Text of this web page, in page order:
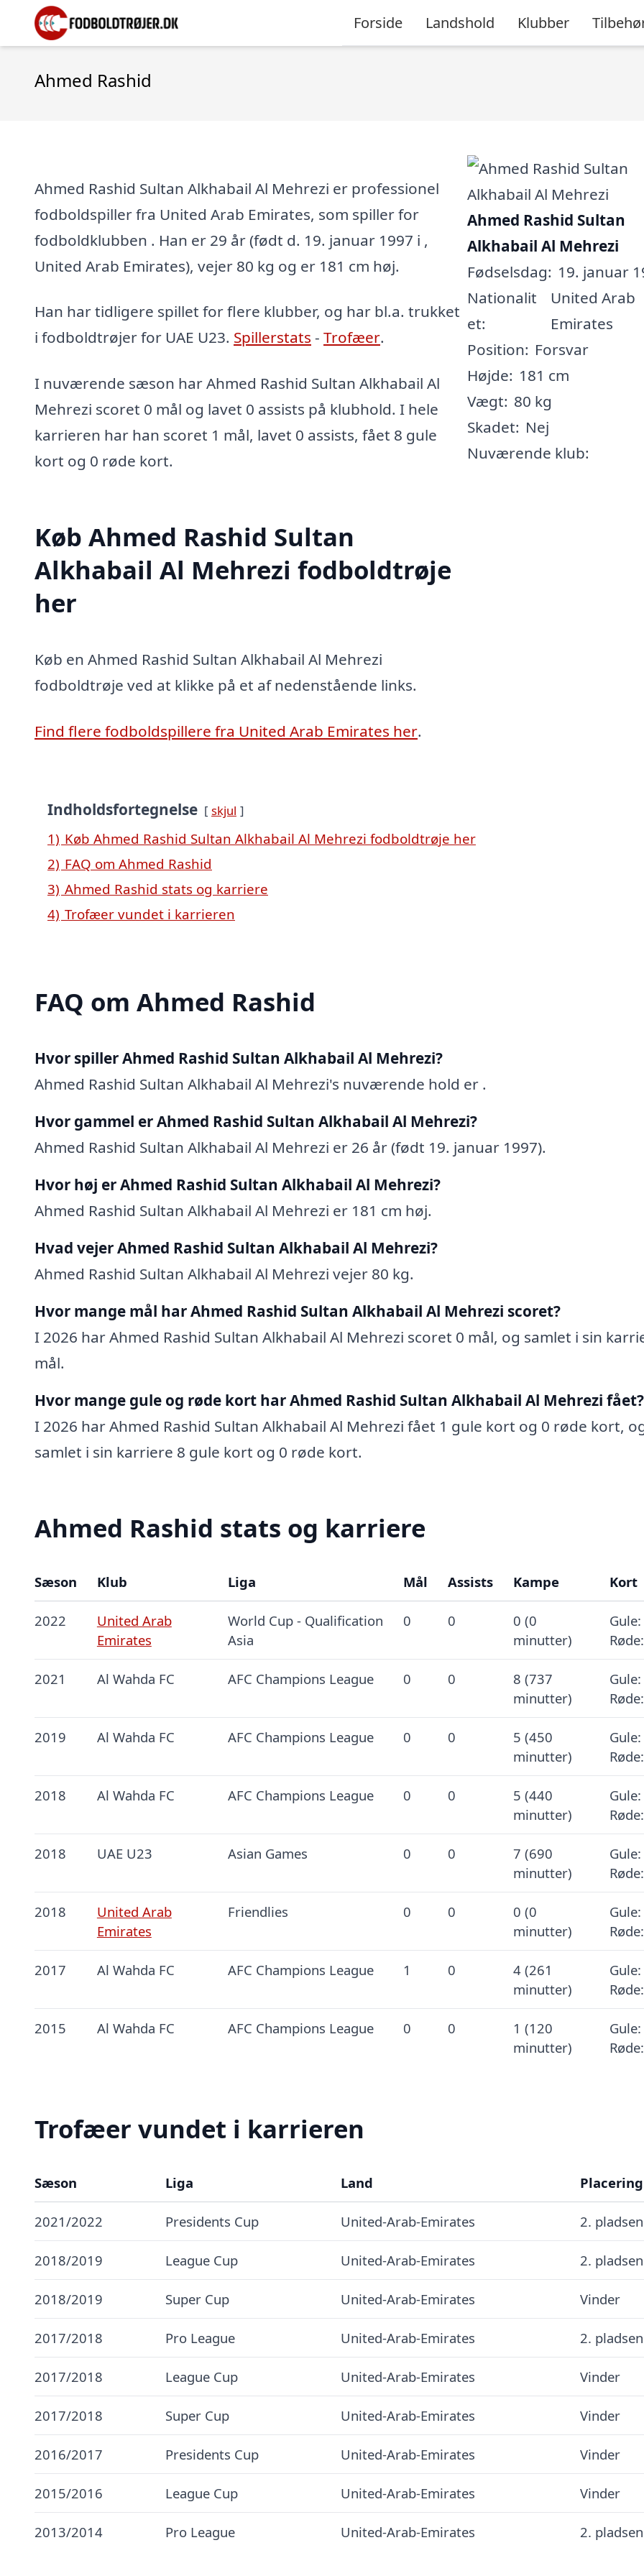
Forside Landshold Klubber
Ahmed Rashid
Ahmed Rashid Sultan Alkhabail Al Mehrezi er professionel
fodboldspiller fra United Arab Emirates, som spiller for
fodboldklubben . Han er 29 år (født d. 19. januar 1997 i ,
United Arab Emirates), vejer 80 kg og er 181 cm høj.
Han har tidligere spillet for flere klubber, og har bl.a. trukket
i fodboldtrøjer for UAE U23. Spillerstats - Trofæer.
I nuværende sæson har Ahmed Rashid Sultan Alkhabail Al
Mehrezi scoret 0 mål og lavet 0 assists på klubhold. I hele
karrieren har han scoret 1 mål, lavet 0 assists, fået 8 gule
kort og 0 røde kort.
Køb Ahmed Rashid Sultan
Alkhabail Al Mehrezi fodboldtrøje
her
Køb en Ahmed Rashid Sultan Alkhabail Al Mehrezi
fodboldtrøje ved at klikke på et af nedenstående links.
Find flere fodboldspillere fra United Arab Emirates her.
Ahmed Rashid Sultan
Alkhabail Al Mehrezi
Fødselsdag: 19. januar
Nationalit
et:
United Arab
Emirates
Position: Forsvar
Højde: 181 cm
Vægt: 80 kg
Skadet: Nej
Nuværende klub:
Indholdsfortegnelse skjul
1) Køb Ahmed Rashid Sultan Alkhabail Al Mehrezi fodboldtrøje her
2) FAQ om Ahmed Rashid
3) Ahmed Rashid stats og karriere
4) Trofæer vundet i karrieren
FAQ om Ahmed Rashid
Hvor spiller Ahmed Rashid Sultan Alkhabail Al Mehrezi?
Ahmed Rashid Sultan Alkhabail Al Mehrezi's nuværende hold er .
Hvor gammel er Ahmed Rashid Sultan Alkhabail Al Mehrezi?
Ahmed Rashid Sultan Alkhabail Al Mehrezi er 26 år (født 19. januar 1997).
Hvor høj er Ahmed Rashid Sultan Alkhabail Al Mehrezi?
Ahmed Rashid Sultan Alkhabail Al Mehrezi er 181 cm høj.
Hvad vejer Ahmed Rashid Sultan Alkhabail Al Mehrezi?
Ahmed Rashid Sultan Alkhabail Al Mehrezi vejer 80 kg.
Hvor mange mål har Ahmed Rashid Sultan Alkhabail Al Mehrezi scoret?
I 2026 har Ahmed Rashid Sultan Alkhabail Al Mehrezi scoret 0 mål, og samlet i sin
mål.
Hvor mange gule og røde kort har Ahmed Rashid Sultan Alkhabail Al Mehrezi fået?
I 2026 har Ahmed Rashid Sultan Alkhabail Al Mehrezi fået 1 gule kort og 0 røde kort,
samlet i sin karriere 8 gule kort og 0 røde kort.
Ahmed Rashid stats og karriere
Sæson Klub Liga Mål Assists Kampe Kort
2022
United Arab
Emirates
World Cup - Qualification
Asia
0 0
0 (0
minutter)
2021 Al Wahda FC AFC Champions League 0 0
8 (737
minutter)
2019 Al Wahda FC AFC Champions League 0 0
5 (450
minutter)
2018 Al Wahda FC AFC Champions League 0 0
5 (440
minutter)
2018 UAE U23 Asian Games 0 0
7 (690
minutter)
2018
United Arab
Emirates
Friendlies 0 0
0 (0
minutter)
2017 Al Wahda FC AFC Champions League 1 0
4 (261
minutter)
2015 Al Wahda FC AFC Champions League 0 0
1 (120
minutter)
Trofæer vundet i karrieren
Sæson Liga Land Placering
2021/2022 Presidents Cup United-Arab-Emirates 2. pladsen
2018/2019 League Cup United-Arab-Emirates 2. pladsen
2018/2019 Super Cup United-Arab-Emirates Vinder
2017/2018 Pro League United-Arab-Emirates 2. pladsen
2017/2018 League Cup United-Arab-Emirates Vinder
2017/2018 Super Cup United-Arab-Emirates Vinder
2016/2017 Presidents Cup United-Arab-Emirates Vinder
2015/2016 League Cup United-Arab-Emirates Vinder
2013/2014 Pro League United-Arab-Emirates 2. pladsen